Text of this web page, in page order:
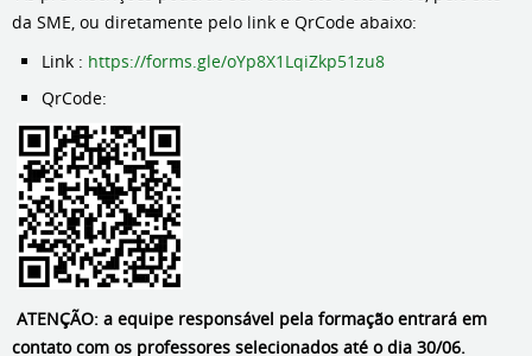
da SME, ou diretamente pelo link e QrCode abaixo:
Link : https://forms.gle/oYp8X1LqiZkp51zu8
QrCode:
ATENÇÃO: a equipe responsável pela formação entrará em
contato com os professores selecionados até o dia 30/06.